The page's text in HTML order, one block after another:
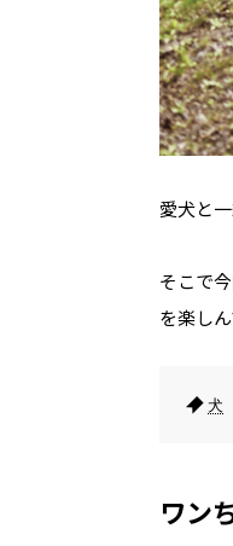
愛犬と
そこで
を楽し
犬
ワン